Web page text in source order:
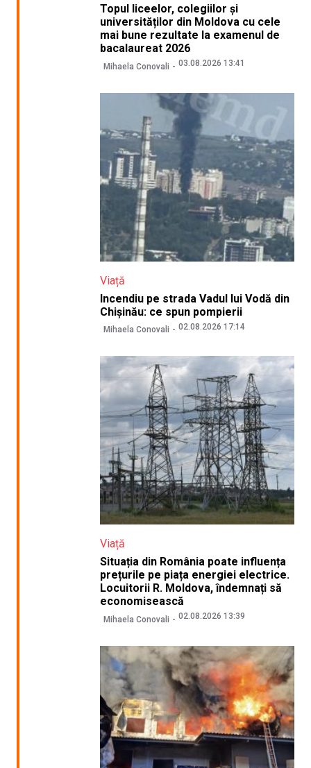
Topul liceelor, colegiilor și
universităților din Moldova cu cele
mai bune rezultate la examenul de
bacalaureat 2026
Mihaela Conovali 03.08.2026 13:41
Viață
Incendiu pe strada Vadul lui Vodă din
Chișinău: ce spun pompierii
Mihaela Conovali 02.08.2026 17:14
Viață
Situația din România poate influența
prețurile pe piața energiei electrice.
Locuitorii R. Moldova, îndemnați să
economisească
Mihaela Conovali 02.08.2026 13:39